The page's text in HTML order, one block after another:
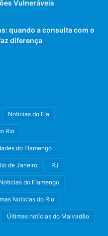
Vulneráveis
quando a consulta com o
diferença
Noticias do Fla
Rio
do Flamengo
de Janeiro RJ
do Flamengo
Noticias do Rio
Últimas notícias do Malvadão